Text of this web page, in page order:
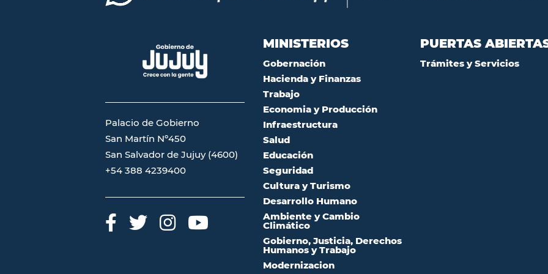
Palacio de Gobierno
San Martín Nº450
San Salvador de Jujuy (4600)
+54 388 4239400
MINISTERIOS
Gobernación
Hacienda y Finanzas
Trabajo
Economia y Producción
Infraestructura
Salud
Educación
Seguridad
Cultura y Turismo
Desarrollo Humano
Ambiente y Cambio
Climático
Gobierno, Justicia, Derechos
Humanos y Trabajo
Modernizacion
PUERTAS
Trámites y Servicios